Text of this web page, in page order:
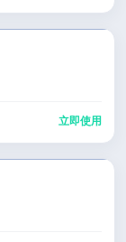
立即使用